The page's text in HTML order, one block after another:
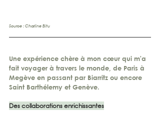
Source : Charline Bitu
Une expérience chère à mon cœur qui m'a
fait voyager à travers le monde, de Paris à
Megève en passant par Biarritz ou encore
Saint Barthélemy et Genève.
Des collaborations enrichissantes